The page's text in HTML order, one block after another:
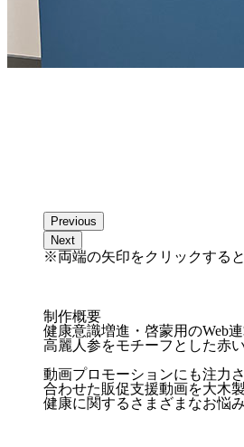
Previous
Next
※両端の矢印をクリックする
制作概要
健康意識増進・啓蒙用のWeb
高麗人参をモチーフとした赤
動画プロモーションにも注力
合わせた販促支援動画を大木
健康に関するさまざまなお悩